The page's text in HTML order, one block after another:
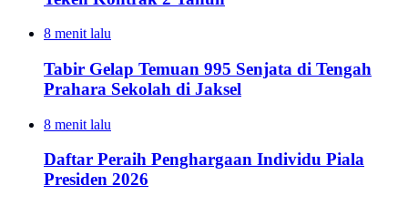
8 menit lalu
Tabir Gelap Temuan 995 Senjata di Tengah
Prahara Sekolah di Jaksel
8 menit lalu
Daftar Peraih Penghargaan Individu Piala
Presiden 2026